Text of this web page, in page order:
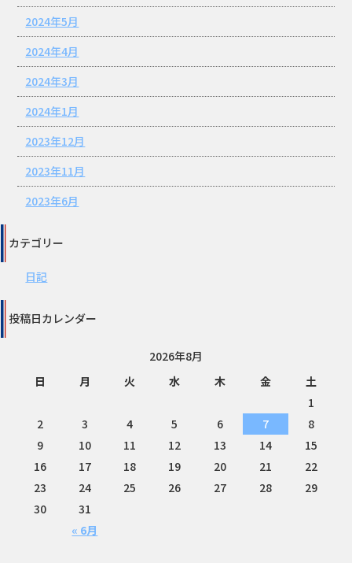
2024年5月
2024年4月
2024年3月
2024年1月
2023年12月
2023年11月
2023年6月
カテゴリー
日記
投稿日カレンダー
2026年8月
日
月 火 水 木 金 土
« 6月
1
2
3 4 5 6 7
8
9
10 11 12 13 14
15
16
17 18 19 20 21
22
23
24 25 26 27 28
29
30
31